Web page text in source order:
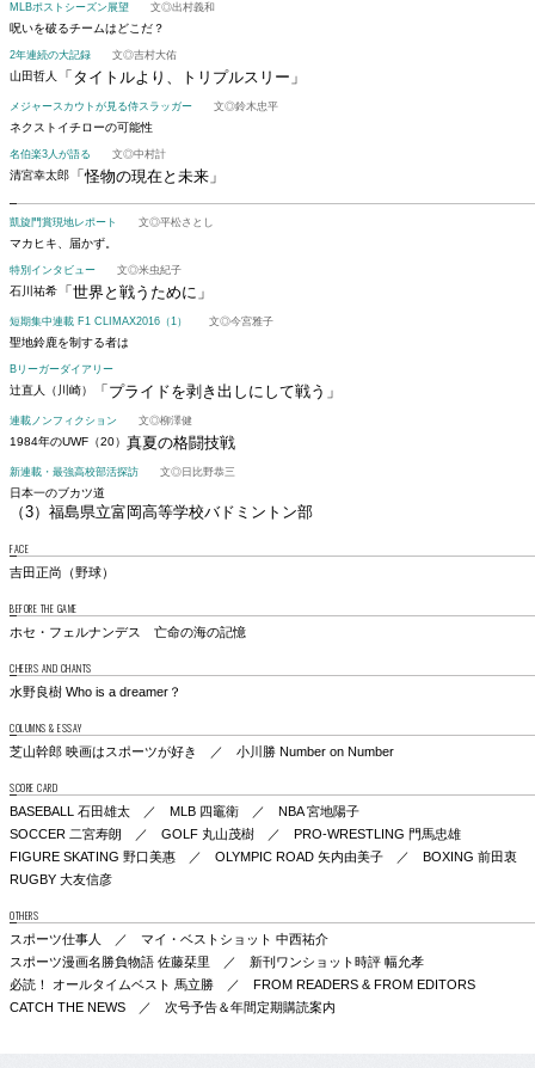
MLBポストシーズン展望 文◎出村義和
呪いを破るチームはどこだ？
2年連続の大記録 文◎吉村大佑
山田哲人 「タイトルより、トリプルスリー」
メジャースカウトが見る侍スラッガー 文◎鈴木忠平
ネクストイチローの可能性
名伯楽3人が語る 文◎中村計
清宮幸太郎 「怪物の現在と未来」
凱旋門賞現地レポート 文◎平松さとし
マカヒキ、届かず。
特別インタビュー 文◎米虫紀子
石川祐希 「世界と戦うために」
短期集中連載 F1 CLIMAX2016（1） 文◎今宮雅子
聖地鈴鹿を制する者は
Bリーガーダイアリー
辻直人（川崎） 「プライドを剥き出しにして戦う」
連載ノンフィクション 文◎柳澤健
1984年のUWF（20） 真夏の格闘技戦
新連載・最強高校部活探訪 文◎日比野恭三
日本一のブカツ道
（3）福島県立富岡高等学校バドミントン部
FACE
吉田正尚（野球）
BEFORE THE GAME
ホセ・フェルナンデス 亡命の海の記憶
CHEERS AND CHANTS
水野良樹 Who is a dreamer？
COLUMNS & ESSAY
芝山幹郎 映画はスポーツが好き ／ 小川勝 Number on Number
SCORE CARD
BASEBALL 石田雄太 ／ MLB 四竈衛 ／ NBA 宮地陽子
SOCCER 二宮寿朗 ／ GOLF 丸山茂樹 ／ PRO-WRESTLING 門馬忠雄
FIGURE SKATING 野口美惠 ／ OLYMPIC ROAD 矢内由美子 ／ BOXING 前田衷
RUGBY 大友信彦
OTHERS
スポーツ仕事人 ／ マイ・ベストショット 中西祐介
スポーツ漫画名勝負物語 佐藤栞里 ／ 新刊ワンショット時評 幅允孝
必読！ オールタイムベスト 馬立勝 ／ FROM READERS & FROM EDITORS
CATCH THE NEWS ／ 次号予告＆年間定期購読案内